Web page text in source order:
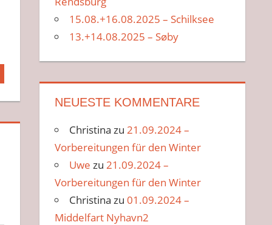
15.08.+16.08.2025 – Schilksee
13.+14.08.2025 – Søby
NEUESTE KOMMENTARE
Christina zu 21.09.2024 –
Vorbereitungen für den Winter
Uwe zu 21.09.2024 –
Vorbereitungen für den Winter
Christina zu01.09.2024 –
Middelfart Nyhavn2